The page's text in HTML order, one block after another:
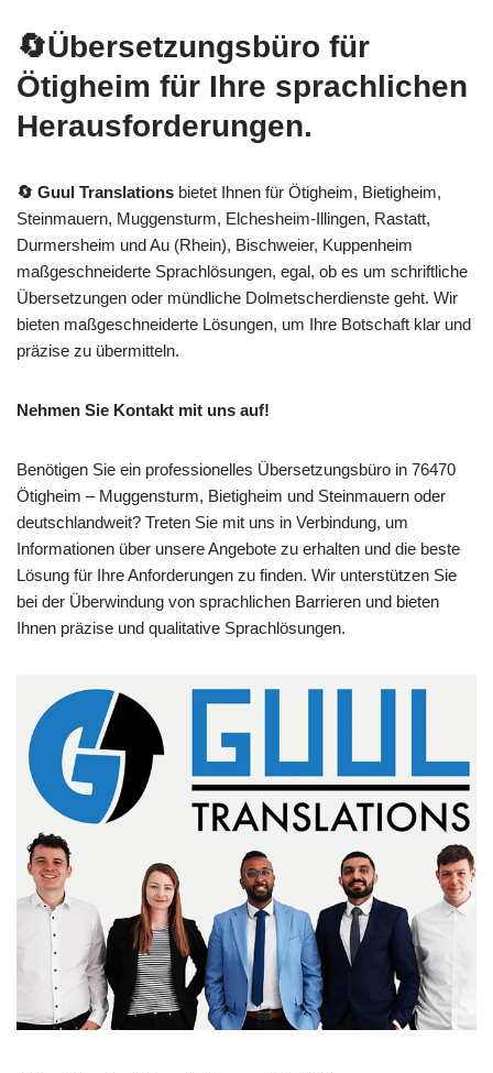
🔄Übersetzungsbüro für
Ötigheim für Ihre sprachlichen
Herausforderungen.
🔄 Guul Translations bietet Ihnen für Ötigheim, Bietigheim,
Steinmauern, Muggensturm, Elchesheim-Illingen, Rastatt,
Durmersheim und Au (Rhein), Bischweier, Kuppenheim
maßgeschneiderte Sprachlösungen, egal, ob es um schriftliche
Übersetzungen oder mündliche Dolmetscherdienste geht. Wir
bieten maßgeschneiderte Lösungen, um Ihre Botschaft klar und
präzise zu übermitteln.
Nehmen Sie Kontakt mit uns auf!
Benötigen Sie ein professionelles Übersetzungsbüro in 76470
Ötigheim – Muggensturm, Bietigheim und Steinmauern oder
deutschlandweit? Treten Sie mit uns in Verbindung, um
Informationen über unsere Angebote zu erhalten und die beste
Lösung für Ihre Anforderungen zu finden. Wir unterstützen Sie
bei der Überwindung von sprachlichen Barrieren und bieten
Ihnen präzise und qualitative Sprachlösungen.